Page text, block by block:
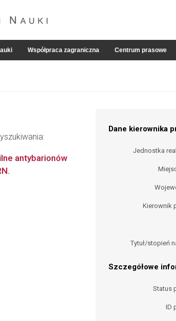
Współpraca zagraniczna Centrum prasowe
Dane kierownika
Jednostka
Kierownik
Tytuł/stopień
Szczegółowe
Status
ID
antybarionów